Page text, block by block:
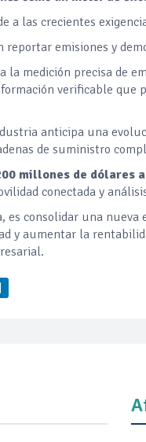
a las crecientes
reportar emisiones y
la medición precisa de
verificable
anticipa una
de suministro
millones de dólares
conectada y
es consolidar una nueva
y aumentar la